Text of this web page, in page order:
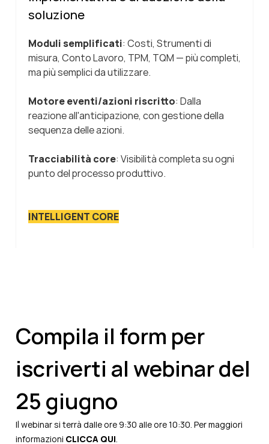
soluzione
Moduli semplificati: Costi, Strumenti di
misura, Conto Lavoro, TPM, TQM — più completi,
ma più semplici da utilizzare.
Motore eventi/azioni riscritto: Dalla
reazione all'anticipazione, con gestione della
sequenza delle azioni.
Tracciabilità core: Visibilità completa su ogni
punto del processo produttivo.
INTELLIGENT CORE
Compila il form per
iscriverti al webinar del
25 giugno
Il webinar si terrà dalle ore 9:30 alle ore 10:30. Per maggiori
informazioni CLICCA QUI